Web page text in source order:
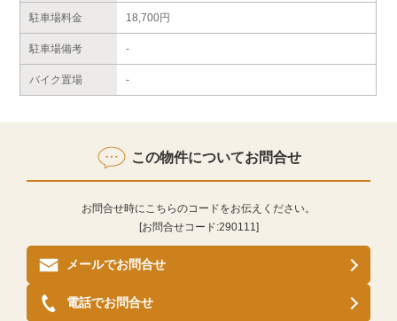
駐車場料金 18,700円
駐車場備考 -
バイク置場 -
この物件についてお問合せ
お問合せ時にこちらのコードをお伝えください。
[お問合せコード:290111]
メールでお問合せ
電話でお問合せ